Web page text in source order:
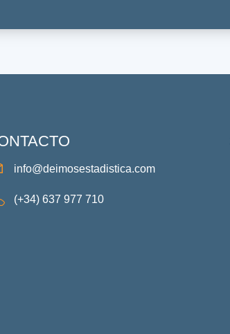
info@deimosestadistica.com
(+34) 637 977 710